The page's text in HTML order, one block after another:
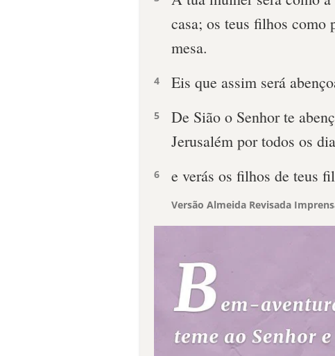
casa; os teus filhos como
mesa.
4 Eis que assim será
5
De Sião o Senhor te
Jerusalém por todos os
6 e verás os filhos de teus
Versão Almeida Revisada